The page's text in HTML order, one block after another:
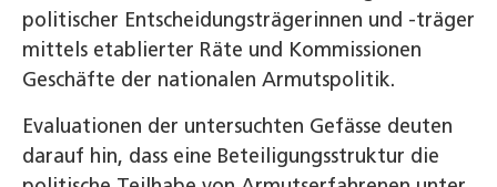
politischer Entscheidungsträgerinnen und -träger
mittels etablierter Räte und Kommissionen
Geschäfte der nationalen Armutspolitik.
Evaluationen der untersuchten Gefässe deuten
darauf hin, dass eine Beteiligungsstruktur die